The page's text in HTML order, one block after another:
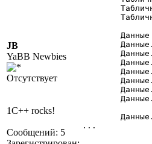
JB
YaBB Newbies
Отсутствует
1C++ rocks!
Сообщений: 5
...